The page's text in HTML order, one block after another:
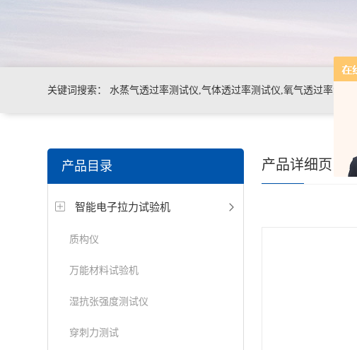
关键词搜索： 水蒸气透过率测试仪,气体透过率测试仪,氧气透过率测试
管导丝滑动性能测试仪，密封仪，微泄漏密封测试仪，热封试验仪，包
机，泄漏与密封强度测试仪，透气度测试仪
产品目录
智能电子拉力试验机
质构仪
万能材料试验机
湿抗张强度测试仪
穿刺力测试
产品详细页